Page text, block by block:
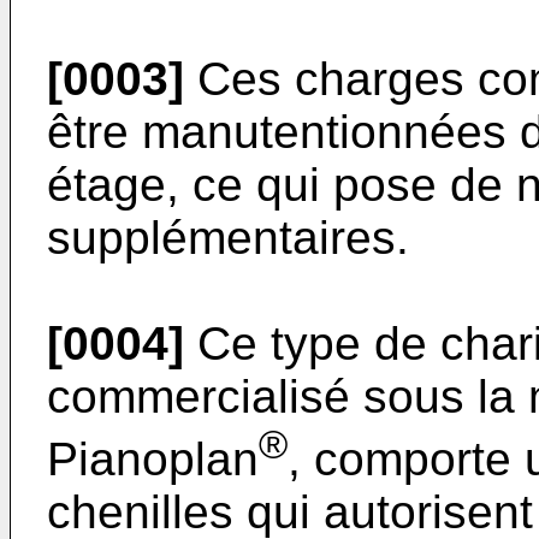
[0003] Ces charges
être manutentionnées
étage, ce qui pose de
supplémentaires.
[0004] Ce type de
commercialisé sous la
Pianoplan®, comporte
chenilles qui